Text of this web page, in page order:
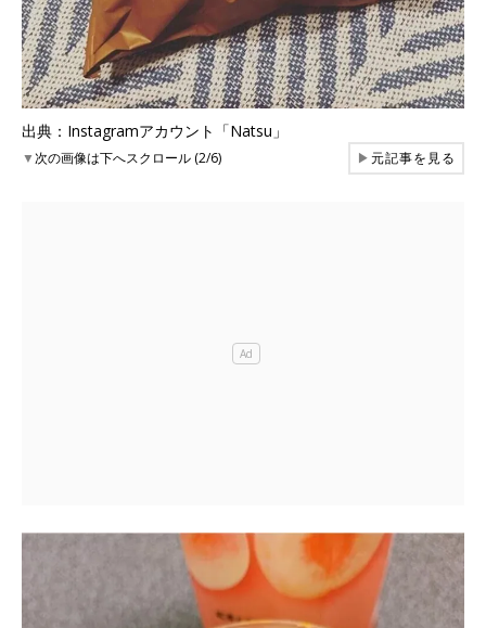
出典：Instagramアカウント「Natsu」
▼次の画像は下へスクロール (2/6) ▶元記事を見る